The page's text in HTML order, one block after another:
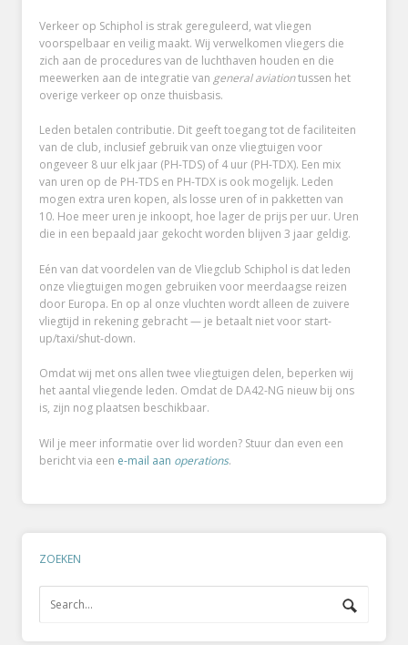
Verkeer op Schiphol is strak gereguleerd, wat vliegen
voorspelbaar en veilig maakt. Wij verwelkomen vliegers die
zich aan de procedures van de luchthaven houden en die
meewerken aan de integratie van general aviationtussen het
overige verkeer op onze thuisbasis.
Leden betalen contributie. Dit geeft toegang tot de faciliteiten
van de club, inclusief gebruik van onze vliegtuigen voor
ongeveer 8 uur elk jaar (PH-TDS) of 4 uur (PH-TDX). Een mix
van uren op de PH-TDS en PH-TDX is ook mogelijk. Leden
mogen extra uren kopen, als losse uren of in pakketten van
10. Hoe meer uren je inkoopt, hoe lager de prijs per uur. Uren
die in een bepaald jaar gekocht worden blijven 3 jaar geldig.
Eén van dat voordelen van de Vliegclub Schiphol is dat leden
onze vliegtuigen mogen gebruiken voor meerdaagse reizen
door Europa. En op al onze vluchten wordt alleen de zuivere
vliegtijd in rekening gebracht — je betaalt niet voor start-
up/taxi/shut-down.
Omdat wij met ons allen twee vliegtuigen delen, beperken wij
het aantal vliegende leden. Omdat de DA42-NG nieuw bij ons
is, zijn nog plaatsen beschikbaar.
Wil je meer informatie over lid worden? Stuur dan even een
bericht via een e-mail aan operations.
ZOEKEN